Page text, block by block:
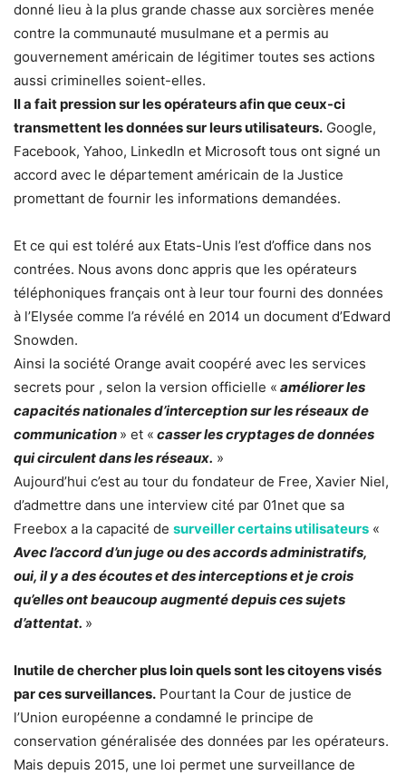
donné lieu à la plus grande chasse aux sorcières menée
contre la communauté musulmane et a permis au
gouvernement américain de légitimer toutes ses actions
aussi criminelles soient-elles.
Il a fait pression sur les opérateurs afin que ceux-ci
transmettent les données sur leurs utilisateurs. Google,
Facebook, Yahoo, Linkedln et Microsoft tous ont signé un
accord avec le département américain de la Justice
promettant de fournir les informations demandées.
Et ce qui est toléré aux Etats-Unis l’est d’office dans nos
contrées. Nous avons donc appris que les opérateurs
téléphoniques français ont à leur tour fourni des données
à l’Elysée comme l’a révélé en 2014 un document d’Edward
Snowden.
Ainsi la société Orange avait coopéré avec les services
secrets pour , selon la version officielle « améliorer les
capacités nationales d’interception sur les réseaux de
communication » et « casser les cryptages de données
qui circulent dans les réseaux. »
Aujourd’hui c’est au tour du fondateur de Free, Xavier Niel,
d’admettre dans une interview cité par 01net que sa
Freebox a la capacité de surveiller certains utilisateurs «
Avec l’accord d’un juge ou des accords administratifs,
oui, il y a des écoutes et des interceptions et je crois
qu’elles ont beaucoup augmenté depuis ces sujets
d’attentat. »
Inutile de chercher plus loin quels sont les citoyens visés
par ces surveillances. Pourtant la Cour de justice de
l’Union européenne a condamné le principe de
conservation généralisée des données par les opérateurs.
Mais depuis 2015, une loi permet une surveillance de